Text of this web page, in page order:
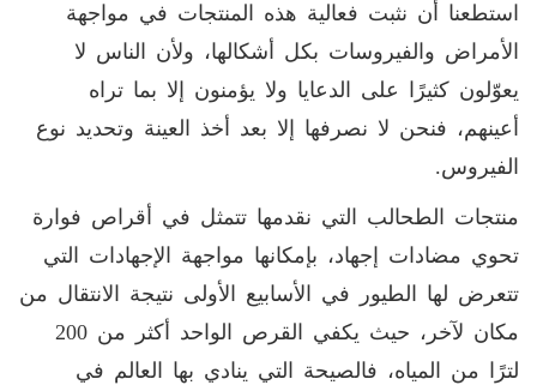
استطعنا أن نثبت فعالية هذه المنتجات في مواجهة
الأمراض والفيروسات بكل أشكالها، ولأن الناس لا
يعوّلون كثيرًا على الدعايا ولا يؤمنون إلا بما تراه
أعينهم، فنحن لا نصرفها إلا بعد أخذ العينة وتحديد نوع
الفيروس.
منتجات الطحالب التي نقدمها تتمثل في أقراص فوارة
تحوي مضادات إجهاد، بإمكانها مواجهة الإجهادات التي
تتعرض لها الطيور في الأسابيع الأولى نتيجة الانتقال من
مكان لآخر، حيث يكفي القرص الواحد أكثر من 200
لترًا من المياه، فالصيحة التي ينادي بها العالم في